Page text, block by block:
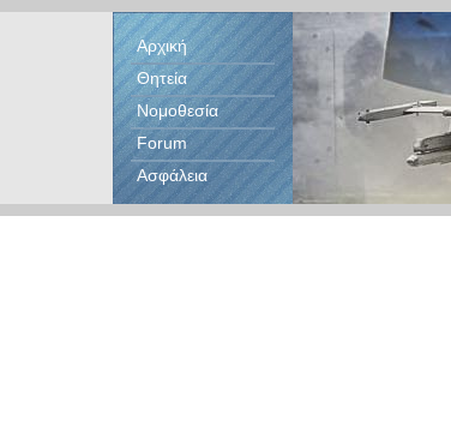
Αρχική
Θητεία
Νομοθεσία
Forum
Ασφάλεια